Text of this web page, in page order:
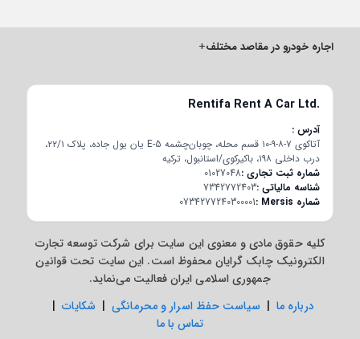
اجاره خودرو در مقاصد مختلف+
Rentifa Rent A Car Ltd.
آدرس
آتاکوی ۷-۸-۹-۱۰ قسم محله، چوبان‌چشمه E-5 یان یول جاده، پلاک ۲۲/۱،
درب داخلی ۱۹۸، باکیرکوی/استانبول، ترکیه
شماره ثبت تجاری01027048
شناسه مالیاتی7342772403
شماره Mersis
0734277240300001
کلیه حقوق مادی و معنوی این سایت برای شرکت توسعه تجارت
الکترونیک چابک گرایان محفوظ است. این سایت تحت قوانین
جمهوری اسلامی ایران فعالیت می‌نماید.
درباره ما | سیاست حفظ اسرار و محرمانگی | شکایات |
تماس با ما